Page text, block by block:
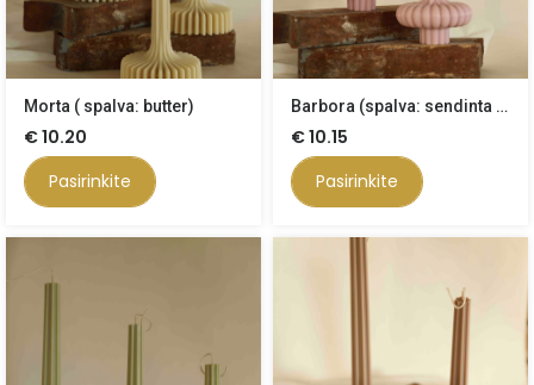
Morta ( spalva: butter)
€10.20
Pasirinkite
Barbora (spalva: sendinta rožė)
€10.15
Pasirinkite